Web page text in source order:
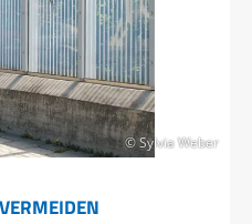
© Sylvia Weber